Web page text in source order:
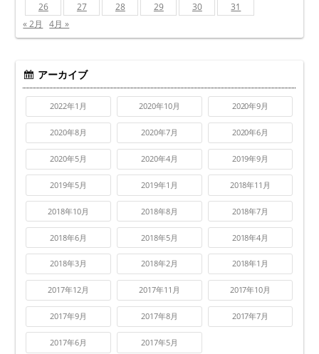
26
27 28 29 30
31
« 2月
4月 »
アーカイブ
2022年1月 2020年10月 2020年9月
2020年8月 2020年7月 2020年6月
2020年5月 2020年4月 2019年9月
2019年5月 2019年1月 2018年11月
2018年10月 2018年8月 2018年7月
2018年6月 2018年5月 2018年4月
2018年3月 2018年2月 2018年1月
2017年12月 2017年11月 2017年10月
2017年9月 2017年8月 2017年7月
2017年6月 2017年5月